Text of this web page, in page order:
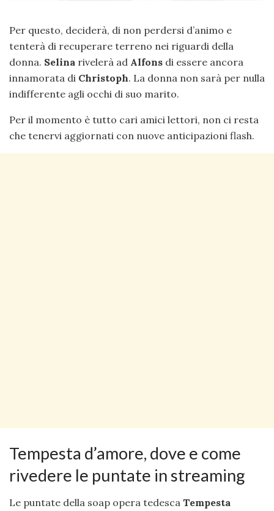
Per questo, deciderà, di non perdersi d’animo e
tenterà di recuperare terreno nei riguardi della
donna. Selina rivelerà ad Alfons di essere ancora
innamorata di Christoph. La donna non sarà per nulla
indifferente agli occhi di suo marito.
Per il momento è tutto cari amici lettori, non ci resta
che tenervi aggiornati con nuove anticipazioni flash.
Tempesta d’amore, dove e come
rivedere le puntate in streaming
Le puntate della soap opera tedesca Tempesta